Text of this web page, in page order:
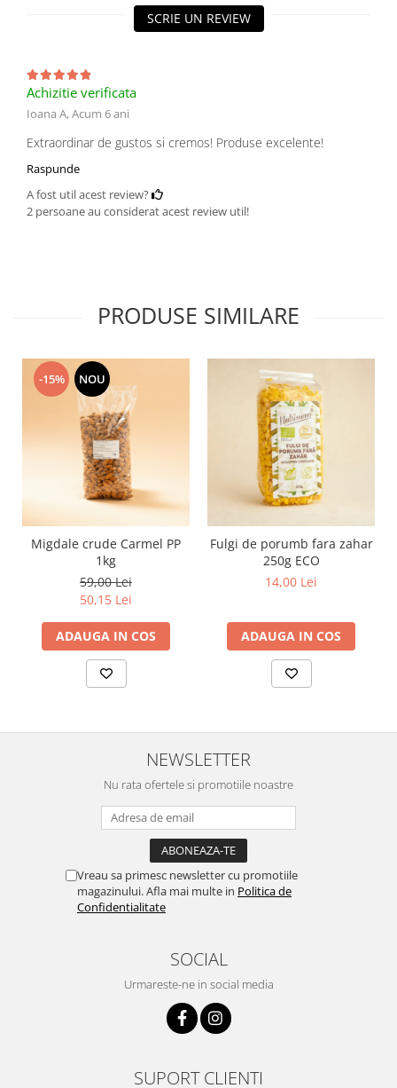
SCRIE UN REVIEW
Achizitie verificata
Ioana A,Acum 6 ani
Extraordinar de gustos si cremos! Produse excelente!
Raspunde
A fost util acest review?
2 persoane au considerat acest review util!
PRODUSE SIMILARE
-15% NOU
Migdale crude Carmel PP
1kg
59,00 Lei
50,15 Lei
ADAUGA IN COS
Fulgi de porumb fara zahar
250g ECO
14,00 Lei
ADAUGA IN COS
NEWSLETTER
Nu rata ofertele si promotiile noastre
Vreau sa primesc newsletter cu promotiile
magazinului. Afla mai multe in Politica de
Confidentialitate
SOCIAL
Urmareste-ne in social media
SUPORT CLIENTI